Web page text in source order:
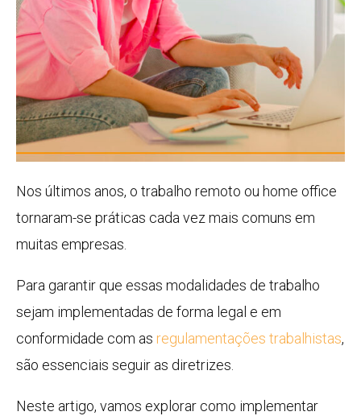
Nos últimos anos, o trabalho remoto ou home office
tornaram-se práticas cada vez mais comuns em
muitas empresas.
Para garantir que essas modalidades de trabalho
sejam implementadas de forma legal e em
conformidade com as regulamentações trabalhistas,
são essenciais seguir as diretrizes.
Neste artigo, vamos explorar como implementar